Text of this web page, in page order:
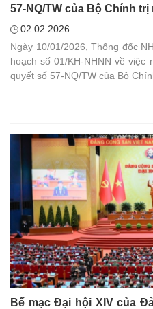
57-NQ/TW của Bộ Chính trị
02.02.2026
Ngày 10/01/2026, Thống đốc
hoạch số 01/KH-NHNN về việc
quyết số 57-NQ/TW của Bộ
Bế mạc Đại hội XIV của